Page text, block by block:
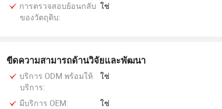
การตรวจสอบย้อนกลับ
ของวัตถุดิบ:
ใช่
ขีดความสามารถด้านวิจัยและพัฒนา
บริการ ODM พร้อมให้
บริการ:
ใช่
มีบริการ OEM:
ใช่